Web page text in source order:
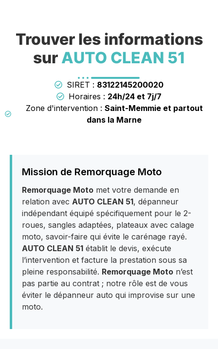
Trouver les informations
sur AUTO CLEAN 51
SIRET : 83122145200020
Horaires : 24h/24 et 7j/7
Zone d'intervention : Saint-Memmie et partout
dans la Marne
Mission de Remorquage Moto
Remorquage Moto met votre demande en
relation avec AUTO CLEAN 51, dépanneur
indépendant équipé spécifiquement pour le 2-
roues, sangles adaptées, plateaux avec calage
moto, savoir-faire qui évite le carénage rayé.
AUTO CLEAN 51 établit le devis, exécute
l’intervention et facture la prestation sous sa
pleine responsabilité. Remorquage Moto n’est
pas partie au contrat ; notre rôle est de vous
éviter le dépanneur auto qui improvise sur une
moto.